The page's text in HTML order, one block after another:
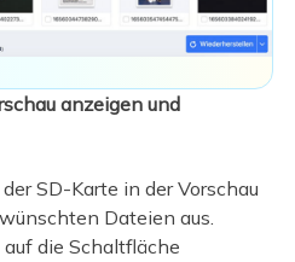
anzeigen und
SD-Karte in der Vorschau
Dateien aus.
die Schaltfläche